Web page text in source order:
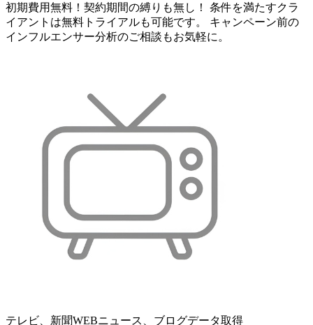
初期費用無料！契約期間の縛りも無し！ 条件を満たすクラ
イアントは無料トライアルも可能です。 キャンペーン前の
インフルエンサー分析のご相談もお気軽に。
テレビ、新聞WEBニュース、ブログデータ取得